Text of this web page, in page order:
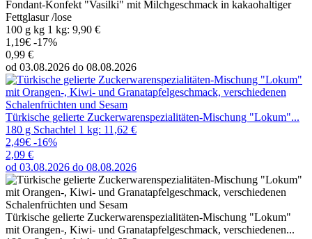
Fondant-Konfekt "Vasilki" mit Milchgeschmack in kakaohaltiger
Fettglasur /lose
100 g kg 1 kg: 9,90 €
1,19€ -17%
0,99 €
od 03.08.2026 do 08.08.2026
Türkische gelierte Zuckerwarenspezialitäten-Mischung "Lokum"...
180 g Schachtel 1 kg: 11,62 €
2,49€ -16%
2,09 €
od 03.08.2026 do 08.08.2026
Türkische gelierte Zuckerwarenspezialitäten-Mischung "Lokum"
mit Orangen-, Kiwi- und Granatapfelgeschmack, verschiedenen...